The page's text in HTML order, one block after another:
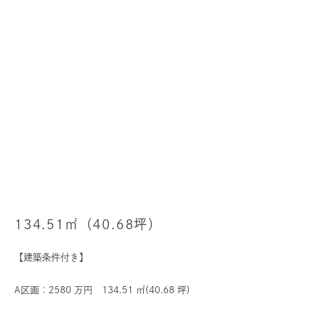
134.51㎡（40.68坪）
【建築条件付き】
A区画：2580 万円 134.51 ㎡(40.68 坪)